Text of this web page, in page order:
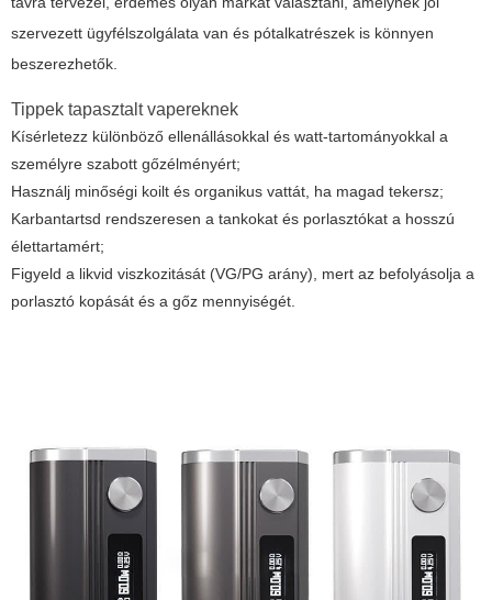
szervezett ügyfélszolgálata van és pótalkatrészek is könnyen
beszerezhetők.
Tippek tapasztalt vapereknek
Kísérletezz különböző ellenállásokkal és watt-tartományokkal a
személyre szabott gőzélményért;
Használj minőségi koilt és organikus vattát, ha magad tekersz;
Karbantartsd rendszeresen a tankokat és porlasztókat a hosszú
élettartamért;
Figyeld a likvid viszkozitását (VG/PG arány), mert az befolyásolja a
porlasztó kopását és a gőz mennyiségét.